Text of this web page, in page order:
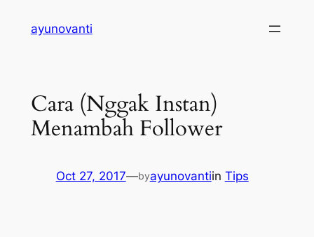
ayunovanti
Cara (Nggak Instan)
Menambah Follower
Oct 27, 2017—byayunovantiin Tips